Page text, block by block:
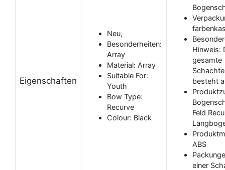
Eigenschaften
Neu,
Besonderheiten:
Array
Material: Array
Suitable For:
Youth
Bow Type:
Recurve
Colour: Black
Hinweis:
gesamte
besteht
Feld
ABS
einer